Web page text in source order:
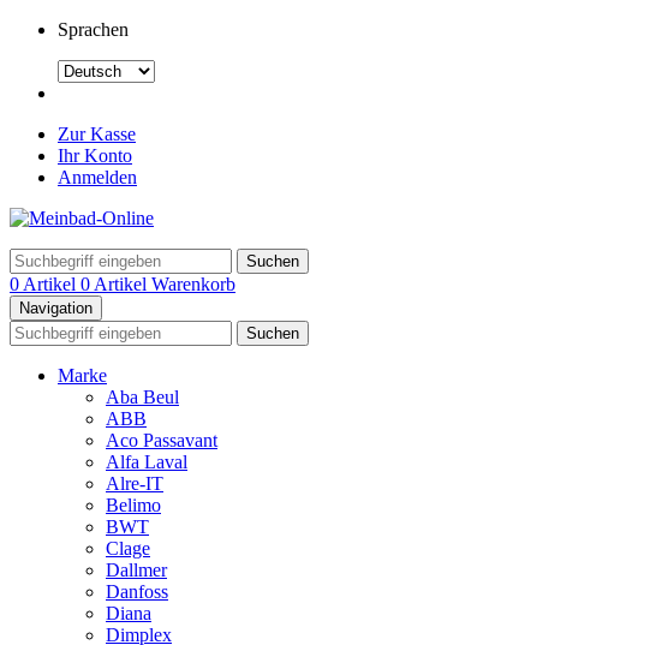
Sprachen
Zur Kasse
Ihr Konto
Anmelden
Suchen
0 Artikel 0 Artikel Warenkorb
Navigation
Suchen
Marke
Aba Beul
ABB
Aco Passavant
Alfa Laval
Alre-IT
Belimo
BWT
Clage
Dallmer
Danfoss
Diana
Dimplex